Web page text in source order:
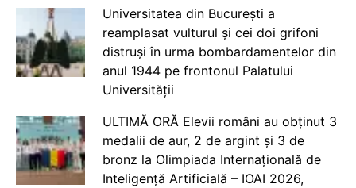
Universitatea din București a
reamplasat vulturul și cei doi grifoni
distruși în urma bombardamentelor din
anul 1944 pe frontonul Palatului
Universității
ULTIMĂ ORĂ Elevii români au obținut 3
medalii de aur, 2 de argint și 3 de
bronz la Olimpiada Internațională de
Inteligență Artificială – IOAI 2026,